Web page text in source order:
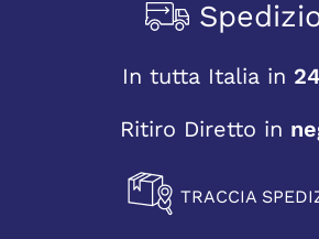
In tutta Italia in
Ritiro Diretto in
TRACCIA